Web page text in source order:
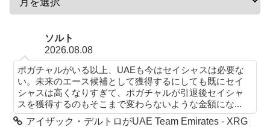
ソルト
2026.08.08
ポガチャルがいる以上、UAEも今はセイシャスは必要な
い。未来のエース候補として獲得するにしても既にセイ
シャスは高くなりすぎて、ポガチャルが引退後セイシャ
スを獲得するのもそこまで変わらないような金額にな...
アイザック・デルトロがUAE Team Emirates - XRG